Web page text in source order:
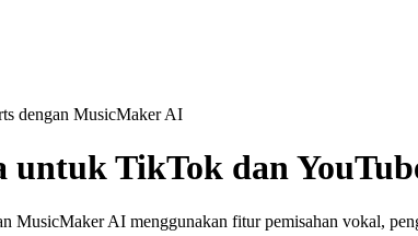
dengan MusicMaker AI
untuk TikTok dan
MusicMaker AI menggunakan fitur pemisahan vokal,